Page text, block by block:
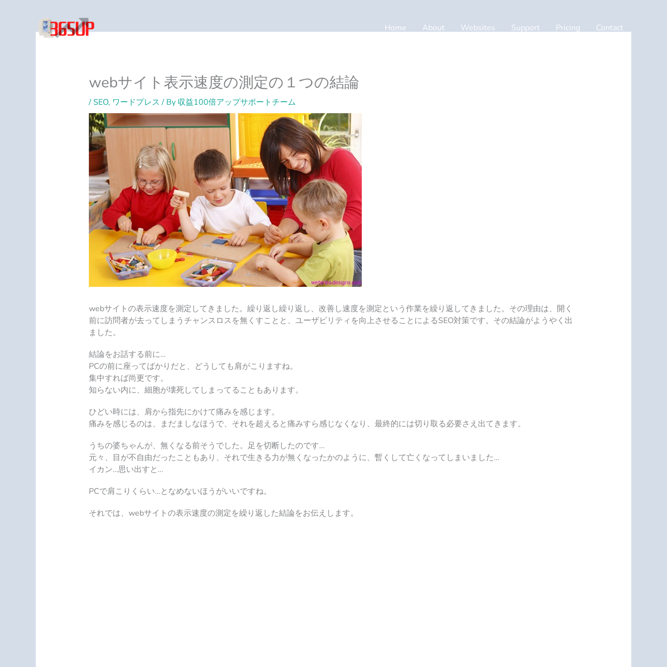
Home About Websites Support Pricing Contact
webサイト表示速度の測定の１つの結論
/SEO, ワードプレス / By 収益100倍アップサポートチーム
webサイトの表示速度を測定してきました。繰り返し繰り返し、改善し速度を測定という作業を繰り返してきました。その理由は、開く
前に訪問者が去ってしまうチャンスロスを無くすことと、ユーザビリティを向上させることによるSEO対策です。その結論がようやく出
ました。
結論をお話する前に…
PCの前に座ってばかりだと、どうしても肩がこりますね。
集中すれば尚更です。
知らない内に、細胞が壊死してしまってることもあります。
ひどい時には、肩から指先にかけて痛みを感じます。
痛みを感じるのは、まだましなほうで、それを超えると痛みすら感じなくなり、最終的には切り取る必要さえ出てきます。
うちの婆ちゃんが、無くなる前そうでした。足を切断したのです…
元々、目が不自由だったこともあり、それで生きる力が無くなったかのように、暫くして亡くなってしまいました…
イカン…思い出すと…
PCで肩こりくらい…となめないほうがいいですね。
それでは、webサイトの表示速度の測定を繰り返した結論をお伝えします。